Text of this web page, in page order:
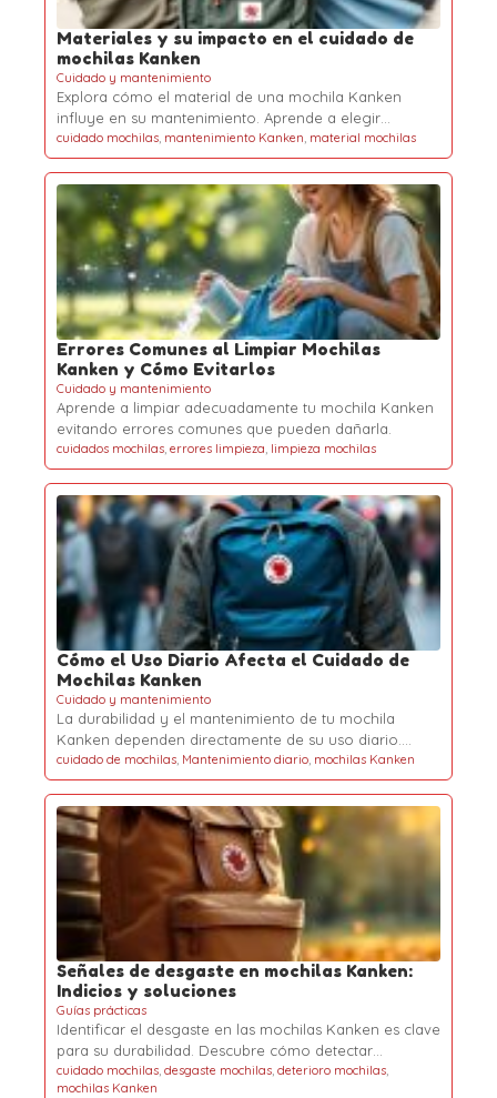
Materiales y su impacto en el cuidado de
mochilas Kanken
Cuidado y mantenimiento
Explora cómo el material de una mochila Kanken
influye en su mantenimiento. Aprende a elegir…
cuidado mochilas, mantenimiento Kanken, material mochilas
Errores Comunes al Limpiar Mochilas
Kanken y Cómo Evitarlos
Cuidado y mantenimiento
Aprende a limpiar adecuadamente tu mochila Kanken
evitando errores comunes que pueden dañarla.
cuidados mochilas, errores limpieza, limpieza mochilas
Cómo el Uso Diario Afecta el Cuidado de
Mochilas Kanken
Cuidado y mantenimiento
La durabilidad y el mantenimiento de tu mochila
Kanken dependen directamente de su uso diario.…
cuidado de mochilas, Mantenimiento diario, mochilas Kanken
Señales de desgaste en mochilas Kanken:
Indicios y soluciones
Guías prácticas
Identificar el desgaste en las mochilas Kanken es clave
para su durabilidad. Descubre cómo detectar…
cuidado mochilas, desgaste mochilas, deterioro mochilas,
mochilas Kanken